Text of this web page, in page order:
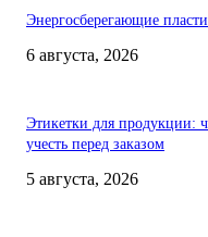
Энергосберегающие
6 августа, 2026
Этикетки для продукции:
учесть перед заказом
5 августа, 2026